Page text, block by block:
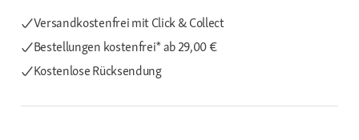
Versandkostenfrei mit Click & Collect
Bestellungen kostenfrei*ab 29,00 €
Kostenlose Rücksendung